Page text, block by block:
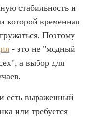
стабильность и
которой временная
Поэтому
- это не "модный
а выбор для
есть выраженный
или требуется